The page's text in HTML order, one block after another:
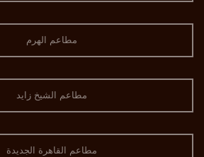
مطاعم الهرم
مطاعم الشيخ زايد
مطاعم القاهرة الجديدة